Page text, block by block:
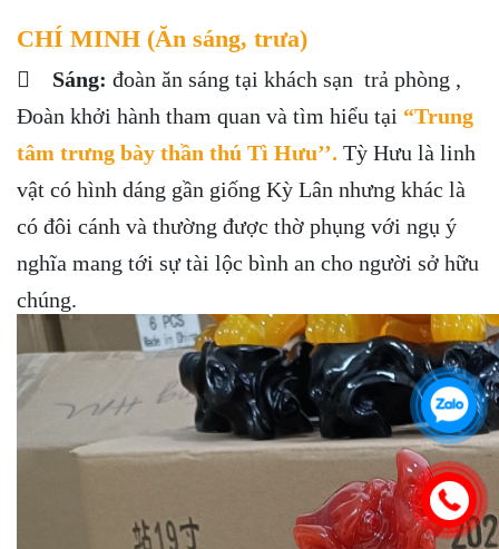
CHÍ MINH (Ăn sáng, trưa)
 Sáng: đoàn ăn sáng tại khách sạn trả phòng ,
Đoàn khởi hành tham quan và tìm hiểu tại “Trung
tâm trưng bày thần thú Tì Hưu’’. Tỳ Hưu là linh
vật có hình dáng gần giống Kỳ Lân nhưng khác là
có đôi cánh và thường được thờ phụng với ngụ ý
nghĩa mang tới sự tài lộc bình an cho người sở hữu
chúng.